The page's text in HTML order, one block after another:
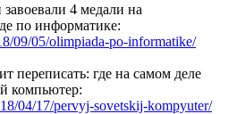
4 медали на
по информатике:
09/05/olimpiada-po-informatike/
переписать: где на самом деле
компьютер:
04/17/pervyj-sovetskij-kompyuter/